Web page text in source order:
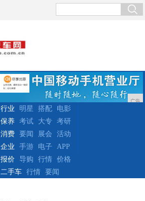
广告
行业 明星 搭配
电影
保养
考试 大专
考研
消费 要闻 展会
活动
企业
手游 电子
APP
报价 导购 行情
价格
二手车
行情 要闻